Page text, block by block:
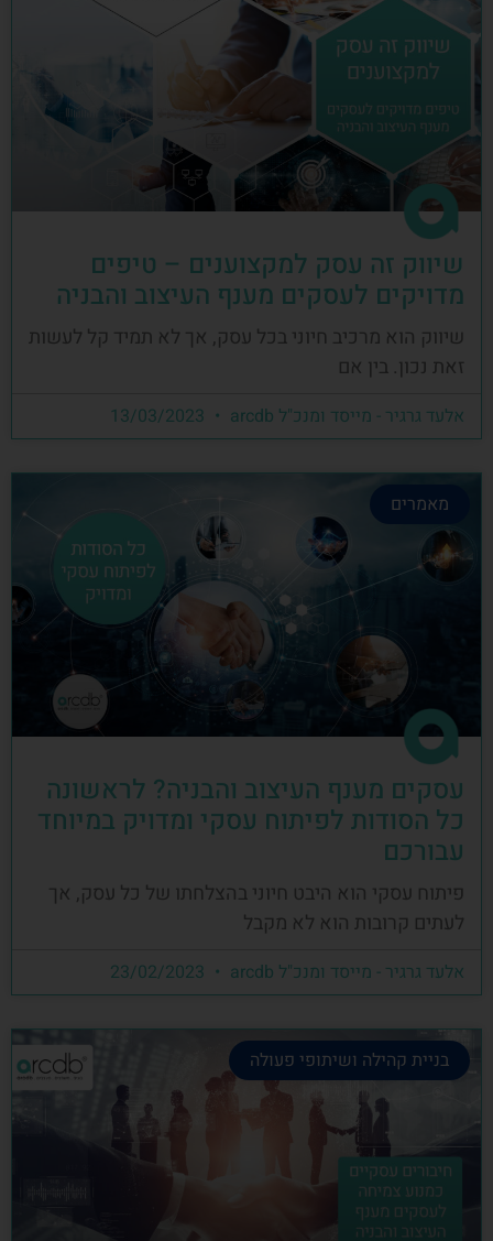
שיווק זה עסק למקצוענים – טיפים
מדויקים לעסקים מענף העיצוב והבניה
שיווק הוא מרכיב חיוני בכל עסק, אך לא תמיד קל לעשות
זאת נכון. בין אם
אלעד גרגיר - מייסד ומנכ"ל arcdb
מאמרים
עסקים מענף העיצוב והבניה? לראשונה
כל הסודות לפיתוח עסקי ומדויק במיוחד
עבורכם
פיתוח עסקי הוא היבט חיוני בהצלחתו של כל עסק, אך
לעתים קרובות הוא לא מקבל
אלעד גרגיר - מייסד ומנכ"ל arcdb
בניית קהילה ושיתופי פעולה